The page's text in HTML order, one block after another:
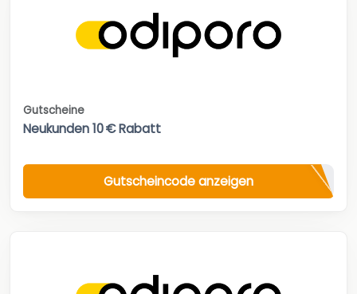
Gutscheine
Neukunden 10 € Rabatt
Gutscheincode anzeigen